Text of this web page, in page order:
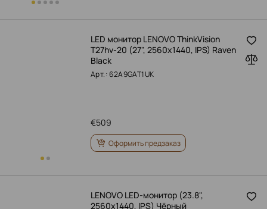
LED монитор LENOVO ThinkVision
T27hv-20 (27", 2560x1440, IPS) Raven
Black
Арт.: 62A9GAT1UK
509
€
Оформить предзаказ
LENOVO LED-монитор (23.8",
2560x1440, IPS) Чёрный